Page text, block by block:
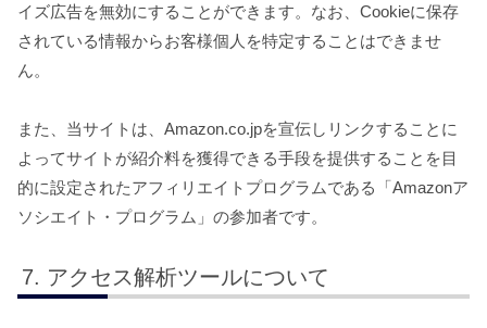
イズ広告を無効にすることができます。なお、Cookieに保存
されている情報からお客様個人を特定することはできませ
ん。
また、当サイトは、Amazon.co.jpを宣伝しリンクすることに
よってサイトが紹介料を獲得できる手段を提供することを目
的に設定されたアフィリエイトプログラムである「Amazonア
ソシエイト・プログラム」の参加者です。
アクセス解析ツールについて